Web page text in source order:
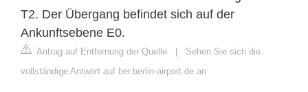
T2. Der Übergang befindet sich auf der
Ankunftsebene E0.
Antrag auf Entfernung der Quelle | Sehen Sie sich die
vollständige Antwort auf ber.berlin-airport.de an